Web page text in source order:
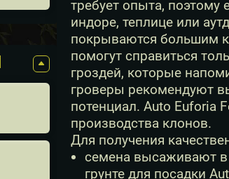
требует опыта,
индоре, теплице или
покрываются большим
помогут справиться
гроздей, которые
гроверы рекомендуют
потенциал. Auto Euforia
производства клонов.
Для получения
семена высаживают в
грунте для посадки